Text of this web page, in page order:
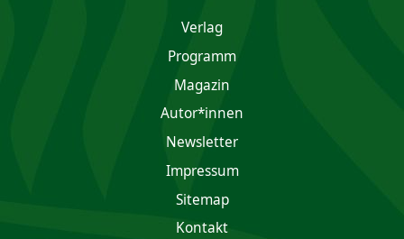
Verlag
Programm
Magazin
Autor*innen
Newsletter
Impres­sum
Sitemap
Kontakt